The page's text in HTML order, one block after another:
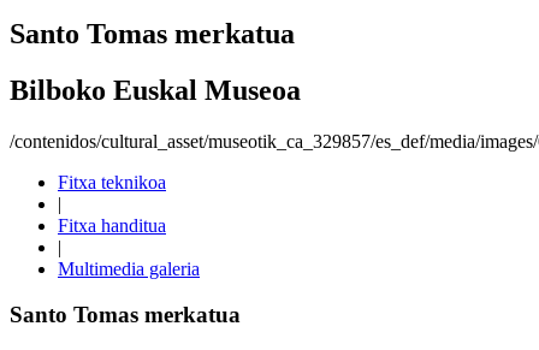
Santo Tomas merkatua
Bilboko Euskal Museoa
/contenidos/cultural_asset/museotik_ca_329857/es_def/media/
Fitxa teknikoa
|
Fitxa handitua
|
Multimedia galeria
Santo Tomas merkatua